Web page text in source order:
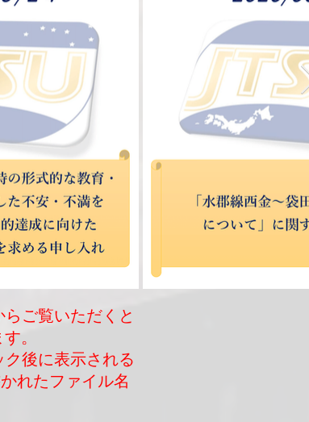
ご覧いただくと
。
後に表示される
れたファイル名